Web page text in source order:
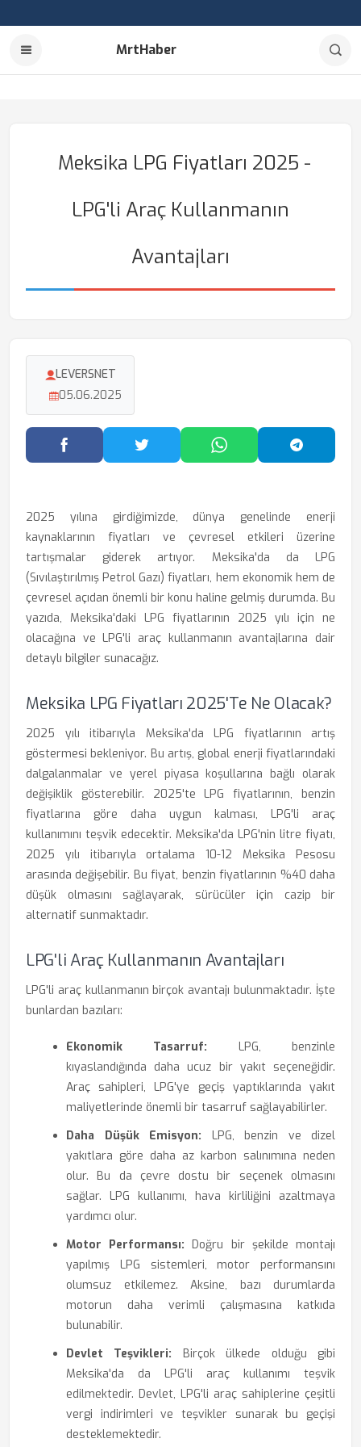
MrtHaber
Meksika LPG Fiyatları 2025 -
LPG'li Araç Kullanmanın
Avantajları
LEVERSNET
05.06.2025
Facebook'ta PaylaşTwitter'da PaylaşWhatsApp'ta Paylaş
2025 yılına girdiğimizde, dünya genelinde enerji
kaynaklarının fiyatları ve çevresel etkileri üzerine
tartışmalar giderek artıyor. Meksika'da da LPG
(Sıvılaştırılmış Petrol Gazı) fiyatları, hem ekonomik hem de
çevresel açıdan önemli bir konu haline gelmiş durumda. Bu
yazıda, Meksika'daki LPG fiyatlarının 2025 yılı için ne
olacağına ve LPG'li araç kullanmanın avantajlarına dair
detaylı bilgiler sunacağız.
Meksika LPG Fiyatları 2025'te Ne Olacak?
2025 yılı itibarıyla Meksika'da LPG fiyatlarının artış
göstermesi bekleniyor. Bu artış, global enerji fiyatlarındaki
dalgalanmalar ve yerel piyasa koşullarına bağlı olarak
değişiklik gösterebilir. 2025'te LPG fiyatlarının, benzin
fiyatlarına göre daha uygun kalması, LPG'li araç
kullanımını teşvik edecektir. Meksika'da LPG'nin litre fiyatı,
2025 yılı itibarıyla ortalama 10-12 Meksika Pesosu
arasında değişebilir. Bu fiyat, benzin fiyatlarının %40 daha
düşük olmasını sağlayarak, sürücüler için cazip bir
alternatif sunmaktadır.
LPG'li Araç Kullanmanın Avantajları
LPG'li araç kullanmanın birçok avantajı bulunmaktadır. İşte
bunlardan bazıları:
Ekonomik Tasarruf: LPG, benzinle
kıyaslandığında daha ucuz bir yakıt seçeneğidir.
Araç sahipleri, LPG'ye geçiş yaptıklarında yakıt
maliyetlerinde önemli bir tasarruf sağlayabilirler.
Daha Düşük Emisyon: LPG, benzin ve dizel
yakıtlara göre daha az karbon salınımına neden
olur. Bu da çevre dostu bir seçenek olmasını
sağlar. LPG kullanımı, hava kirliliğini azaltmaya
yardımcı olur.
Motor Performansı: Doğru bir şekilde montajı
yapılmış LPG sistemleri, motor performansını
olumsuz etkilemez. Aksine, bazı durumlarda
motorun daha verimli çalışmasına katkıda
bulunabilir.
Devlet Teşvikleri: Birçok ülkede olduğu gibi
Meksika'da da LPG'li araç kullanımı teşvik
edilmektedir. Devlet, LPG'li araç sahiplerine çeşitli
vergi indirimleri ve teşvikler sunarak bu geçişi
desteklemektedir.